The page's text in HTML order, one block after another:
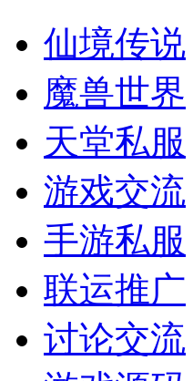
仙境传说
魔兽世界
天堂私服
游戏交流
手游私服
联运推广
讨论交流